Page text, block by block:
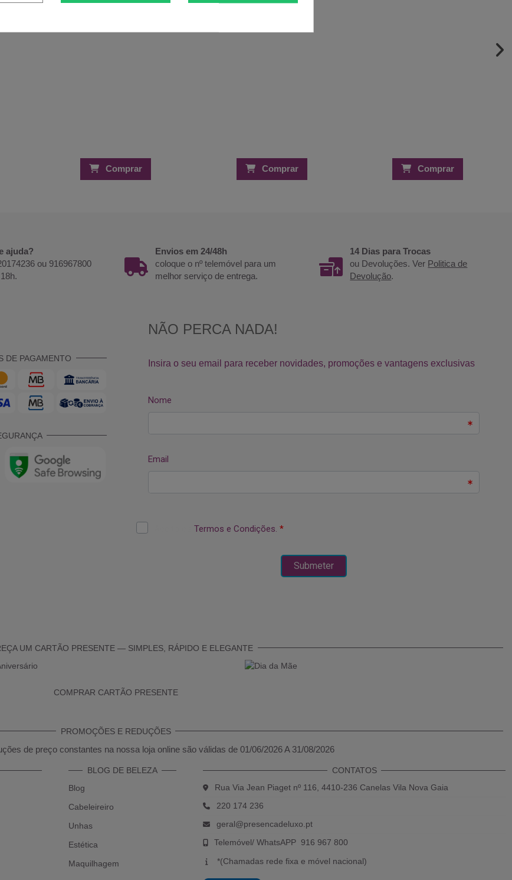
Comprar Comprar Comprar
ajuda?
ou 916967800
Envios em 24/48h
coloque o nº telemóvel para um
melhor serviço de entrega.
14 Dias para Trocas
ou Devoluções. Ver Politica de
Devolução.
DE PAGAMENTO
UM CARTÃO PRESENTE — SIMPLES, RÁPIDO E ELEGANTE
COMPRAR CARTÃO PRESENTE
PROMOÇÕES E REDUÇÕES
de preço constantes na nossa loja online são válidas de 01/06/2026 A 31/08/2026
BLOG DE BELEZA
Blog
Cabeleireiro
Unhas
Estética
Maquilhagem
CONTATOS
Rua Via Jean Piaget nº 116, 4410-236 Canelas Vila Nova Gaia
220 174 236
geral@presencadeluxo.pt
Telemóvel/ WhatsAPP 916 967 800
*(Chamadas rede fixa e móvel nacional)